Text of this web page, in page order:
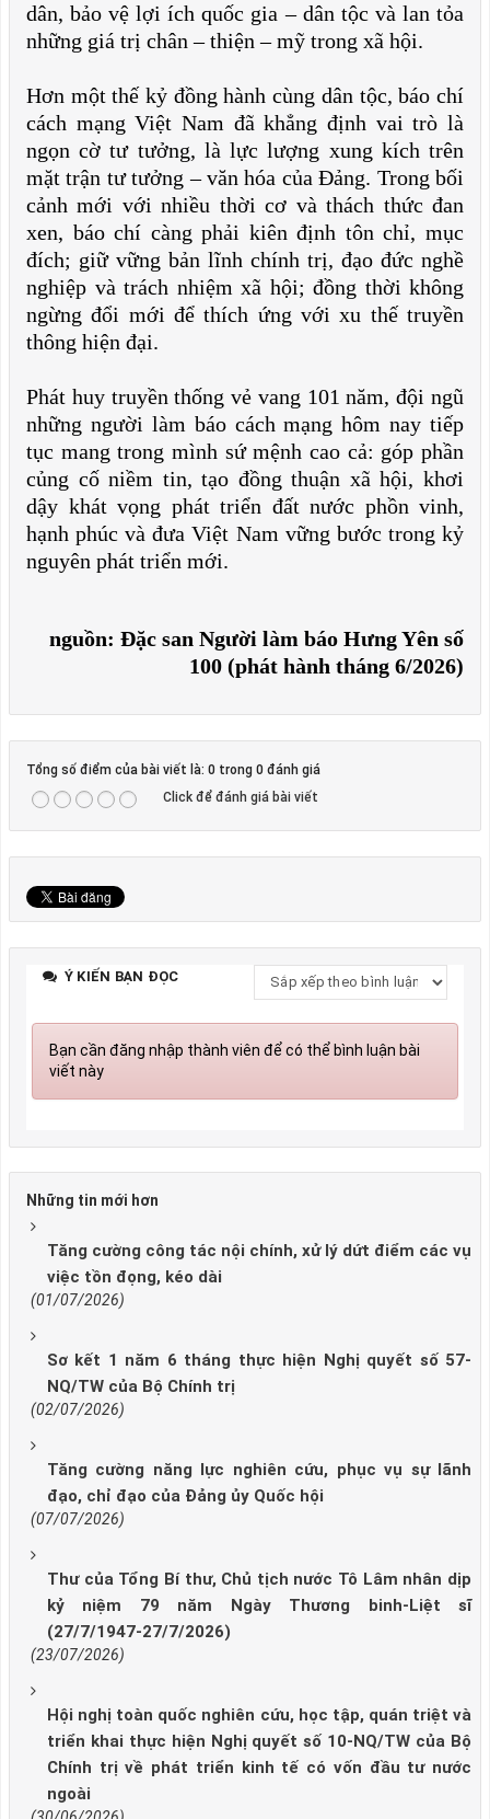
dân, bảo vệ lợi ích quốc gia – dân tộc và lan tỏa
những giá trị chân – thiện – mỹ trong xã hội.
Hơn một thế kỷ đồng hành cùng dân tộc, báo chí
cách mạng Việt Nam đã khẳng định vai trò là
ngọn cờ tư tưởng, là lực lượng xung kích trên
mặt trận tư tưởng – văn hóa của Đảng. Trong bối
cảnh mới với nhiều thời cơ và thách thức đan
xen, báo chí càng phải kiên định tôn chỉ, mục
đích; giữ vững bản lĩnh chính trị, đạo đức nghề
nghiệp và trách nhiệm xã hội; đồng thời không
ngừng đổi mới để thích ứng với xu thế truyền
thông hiện đại.
Phát huy truyền thống vẻ vang 101 năm, đội ngũ
những người làm báo cách mạng hôm nay tiếp
tục mang trong mình sứ mệnh cao cả: góp phần
củng cố niềm tin, tạo đồng thuận xã hội, khơi
dậy khát vọng phát triển đất nước phồn vinh,
hạnh phúc và đưa Việt Nam vững bước trong kỷ
nguyên phát triển mới.
nguồn: Đặc san Người làm báo Hưng Yên số
100 (phát hành tháng 6/2026)
Tổng số điểm của bài viết là: 0 trong 0 đánh giá
Click để đánh giá bài viết
Ý KIẾN BẠN ĐỌC
Bạn cần đăng nhập thành viên để có thể bình luận bài
viết này
Những tin mới hơn
Tăng cường công tác nội chính, xử lý dứt điểm các vụ
việc tồn đọng, kéo dài
(01/07/2026)
Sơ kết 1 năm 6 tháng thực hiện Nghị quyết số 57-
NQ/TW của Bộ Chính trị
(02/07/2026)
Tăng cường năng lực nghiên cứu, phục vụ sự lãnh
đạo, chỉ đạo của Đảng ủy Quốc hội
(07/07/2026)
Thư của Tổng Bí thư, Chủ tịch nước Tô Lâm nhân dịp
kỷ niệm 79 năm Ngày Thương binh-Liệt sĩ
(27/7/1947-27/7/2026)
(23/07/2026)
Hội nghị toàn quốc nghiên cứu, học tập, quán triệt và
triển khai thực hiện Nghị quyết số 10-NQ/TW của Bộ
Chính trị về phát triển kinh tế có vốn đầu tư nước
ngoài